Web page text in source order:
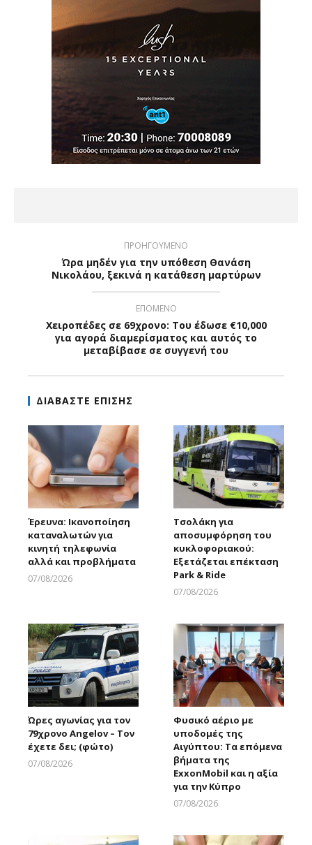
ΠΡΟΗΓΟΥΜΕΝΟ
Ώρα μηδέν για την υπόθεση Θανάση
Νικολάου, ξεκινά η κατάθεση μαρτύρων
ΕΠΟΜΕΝΟ
Χειροπέδες σε 69χρονο: Του έδωσε €10,000
για αγορά διαμερίσματος και αυτός το
μεταβίβασε σε συγγενή του
ΔΙΑΒΑΣΤΕ ΕΠΙΣΗΣ
Έρευνα: Ικανοποίηση
καταναλωτών για
κινητή τηλεφωνία
αλλά και προβλήματα
07/08/2026
Τσολάκη για
αποσυμφόρηση του
κυκλοφοριακού:
Εξετάζεται επέκταση
Park & Ride
07/08/2026
Ώρες αγωνίας για τον
79χρονο Angelov – Τον
έχετε δει; (φώτο)
07/08/2026
Φυσικό αέριο με
υποδομές της
Αιγύπτου: Τα επόμενα
βήματα της
ExxonMobil και η αξία
για την Κύπρο
07/08/2026